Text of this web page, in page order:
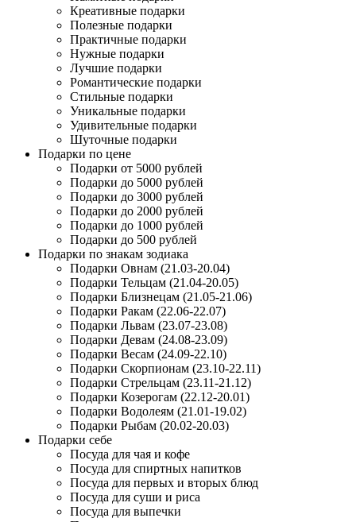
Креативные подарки
Полезные подарки
Практичные подарки
Нужные подарки
Лучшие подарки
Романтические подарки
Стильные подарки
Уникальные подарки
Удивительные подарки
Шуточные подарки
Подарки по цене
Подарки от 5000 рублей
Подарки до 5000 рублей
Подарки до 3000 рублей
Подарки до 2000 рублей
Подарки до 1000 рублей
Подарки до 500 рублей
Подарки по знакам зодиака
Подарки Овнам (21.03-20.04)
Подарки Тельцам (21.04-20.05)
Подарки Близнецам (21.05-21.06)
Подарки Ракам (22.06-22.07)
Подарки Львам (23.07-23.08)
Подарки Девам (24.08-23.09)
Подарки Весам (24.09-22.10)
Подарки Скорпионам (23.10-22.11)
Подарки Стрельцам (23.11-21.12)
Подарки Козерогам (22.12-20.01)
Подарки Водолеям (21.01-19.02)
Подарки Рыбам (20.02-20.03)
Подарки себе
Посуда для чая и кофе
Посуда для спиртных напитков
Посуда для первых и вторых блюд
Посуда для суши и риса
Посуда для выпечки